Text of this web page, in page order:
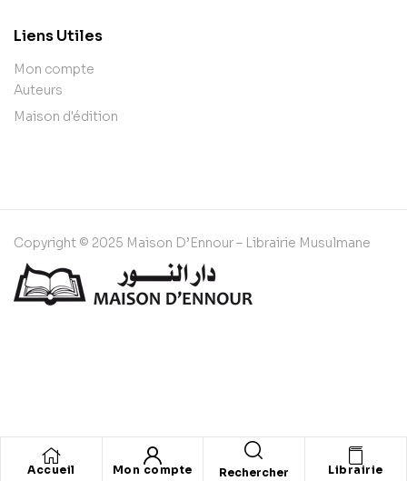
Accueil Mon compte Rechercher Librairie
Liens Utiles
Mon compte
Auteurs
Maison d'édition
Copyright © 2025 Maison D’Ennour – Librairie Musulmane